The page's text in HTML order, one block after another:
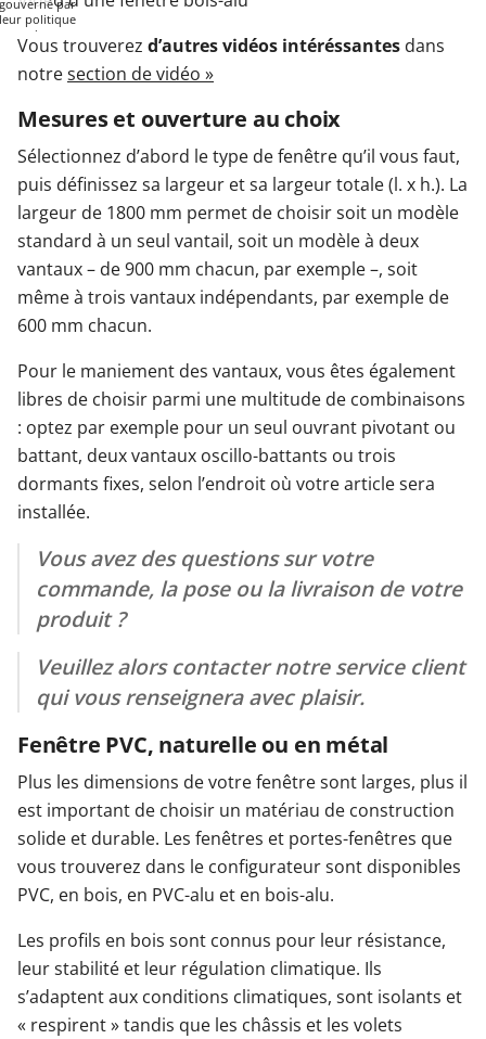
par
politique
de
LA VIDÉO
Vous trouverez d’autres vidéos intéréssantes dans
notresection de vidéo »
Mesures et ouverture au choix
Sélectionnez d’abord le type de fenêtre qu’il vous faut,
puis définissez sa largeur et sa largeur totale (l. x h.). La
largeur de 1800 mm permet de choisir soit un modèle
standard à un seul vantail, soit un modèle à deux
vantaux – de 900 mm chacun, par exemple –, soit
même à trois vantaux indépendants, par exemple de
600 mm chacun.
Pour le maniement des vantaux, vous êtes également
libres de choisir parmi une multitude de combinaisons
: optez par exemple pour un seul ouvrant pivotant ou
battant, deux vantaux oscillo-battants ou trois
dormants fixes, selon l’endroit où votre article sera
installée.
Vous avez des questions sur votre
commande, la pose ou la livraison de votre
produit ?
Veuillez alors contacter notre service client
qui vous renseignera avec plaisir.
Fenêtre PVC, naturelle ou en métal
Plus les dimensions de votre fenêtre sont larges, plus il
est important de choisir un matériau de construction
solide et durable. Les fenêtres et portes-fenêtres que
vous trouverez dans le configurateur sont disponibles
PVC, en bois, en PVC-alu et en bois-alu.
Les profils en bois sont connus pour leur résistance,
leur stabilité et leur régulation climatique. Ils
s’adaptent aux conditions climatiques, sont isolants et
« respirent » tandis que les châssis et les volets